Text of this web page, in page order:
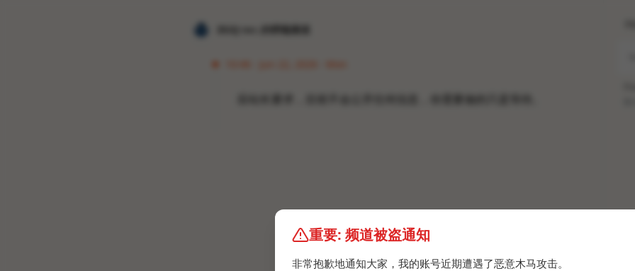
𝐙𝐆𝐐 ɪɴᴄ.的唠嗑频道
重要: 频道被盗通知
非常抱歉地通知大家，我的账号近期遭遇了恶意木马攻击。